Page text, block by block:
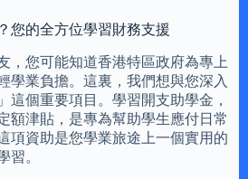
您的全方位學習財務支援
，您可能知道香港特區政府為專上
學業負擔。這裏，我們想與您深入
這個重要項目。學習開支助學金，
額津貼，是專為幫助學生應付日常
項資助是您學業旅途上一個實用的
習。